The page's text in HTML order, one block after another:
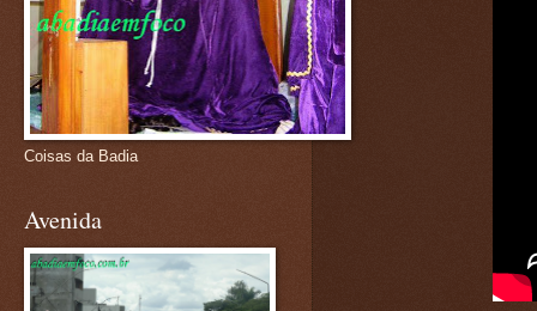
Coisas da Badia
Avenida